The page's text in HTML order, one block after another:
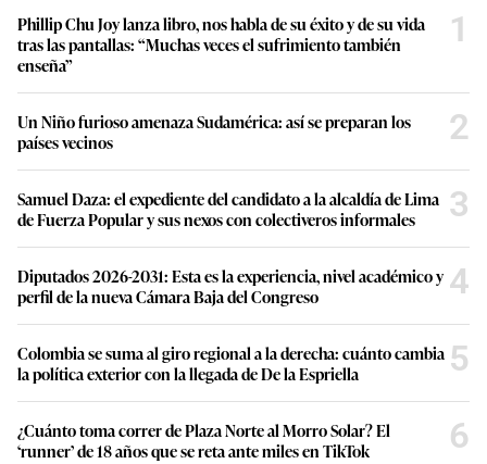
Phillip Chu Joy lanza libro, nos habla de su éxito y de su vida
tras las pantallas: “Muchas veces el sufrimiento también
enseña”
1
Un Niño furioso amenaza Sudamérica: así se preparan los
países vecinos
2
Samuel Daza: el expediente del candidato a la alcaldía de Lima
de Fuerza Popular y sus nexos con colectiveros informales
3
Diputados 2026-2031: Esta es la experiencia, nivel académico y
perfil de la nueva Cámara Baja del Congreso
4
Colombia se suma al giro regional a la derecha: cuánto cambia
la política exterior con la llegada de De la Espriella
5
¿Cuánto toma correr de Plaza Norte al Morro Solar? El
‘runner’ de 18 años que se reta ante miles en TikTok
6